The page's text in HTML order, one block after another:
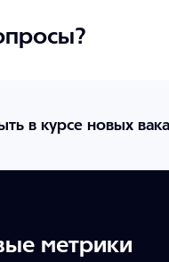
в курсе новых
метрики